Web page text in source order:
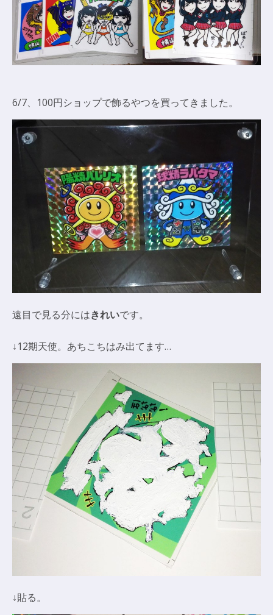
6/7、100円ショップで飾るやつを買ってきました。
遠目で見る分にはきれいです。
↓12期天使。あちこちはみ出てます…
↓貼る。